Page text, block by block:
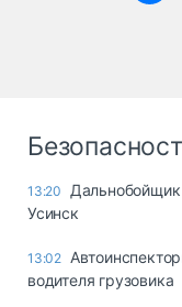
13:20
Усинск
13:02
водителя грузовика